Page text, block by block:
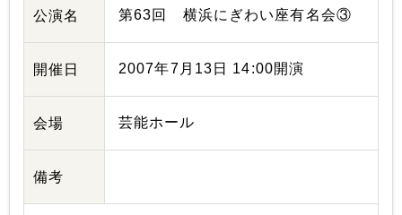
公演名 第63回 横浜にぎわい座有名会③
開催日 2007年7月13日 14:00開演
会場 芸能ホール
備考